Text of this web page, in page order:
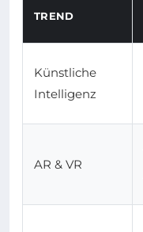
TREND
Künstliche
Intelligenz
AR & VR